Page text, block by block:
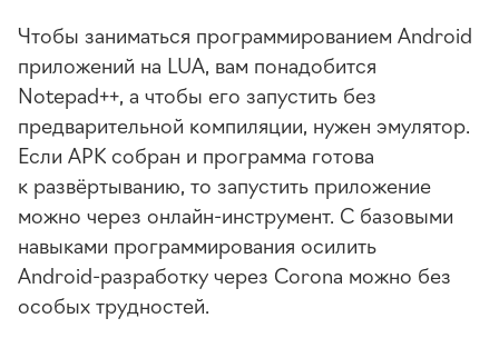
Чтобы заниматься программированием Android
приложений на LUA, вам понадобится
Notepad++, а чтобы его запустить без
предварительной компиляции, нужен эмулятор.
Если APK собран и программа готова
к развёртыванию, то запустить приложение
можно через онлайн-инструмент. С базовыми
навыками программирования осилить
Android-разработкучерез Corona можно без
особых трудностей.